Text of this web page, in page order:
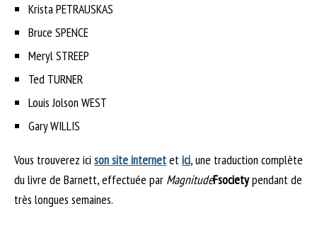
Krista PETRAUSKAS
Bruce SPENCE
Meryl STREEP
Ted TURNER
Louis Jolson WEST
Gary WILLIS
Vous trouverez ici son site internetetici, une traduction complète
du livre de Barnett, effectuée par MagnitudeFsocietypendant de
très longues semaines.